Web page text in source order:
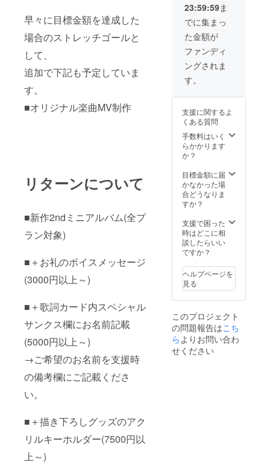
早々に目標金額を達成した
場合のストレッチゴールと
して、
追加で下記も予定していま
す。
■オリジナル楽曲MV制作
リターンについて
■新作2ndミニアルバム(全プ
ラン対象)
■＋お礼のボイスメッセージ
(3000円以上～)
■＋歌詞カード内スペシャル
サンクス欄にお名前記載
(5000円以上～)
→ご希望のお名前を支援時
の備考欄にご記載くださ
い。
■＋描き下ろしグッズのアク
リルキーホルダー(7500円以
上～)
きましては、備
考欄に記載をお
願い致します ※
記入がない場合
はCAMPFIREに
て使用されてい
るハンドルネー
ムを使用させて
頂きますご了承
ください
23:59:59ま
でに集まっ
た金額が
ファンディ
ングされま
す。
支援に関するよ
くある質問
手数料はいく
らかかります
か？
目標金額に届
かなかった場
合どうなりま
すか？
支援で困った
時はどこに相
談したらいい
ですか？
ヘルプページを
見る
このプロジェクト
の問題報告はこち
ら よりお問い合わ
せください